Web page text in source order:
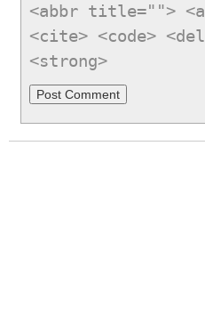
<abbr title="">
<cite> <code>
<strong>